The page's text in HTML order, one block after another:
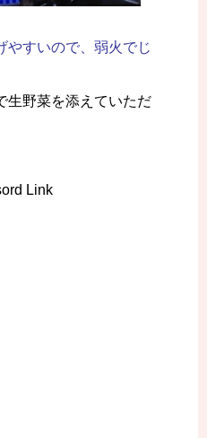
すいので、弱火でじ
生野菜を添えていただ
Link